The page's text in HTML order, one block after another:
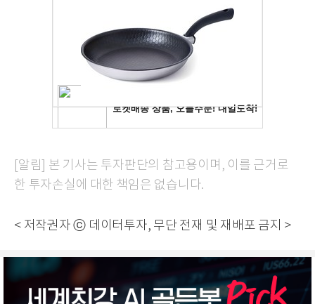
[알림] 본 기사는 투자판단의 참고용이며, 이를 근거로
한 투자손실에 대한 책임은 없습니다.
< 저작권자 ⓒ 데이터투자, 무단 전재 및 재배포 금지 >